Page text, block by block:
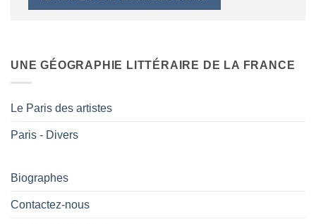
UNE GÉOGRAPHIE LITTÉRAIRE DE LA FRANCE
Le Paris des artistes
Paris - Divers
Biographes
Contactez-nous